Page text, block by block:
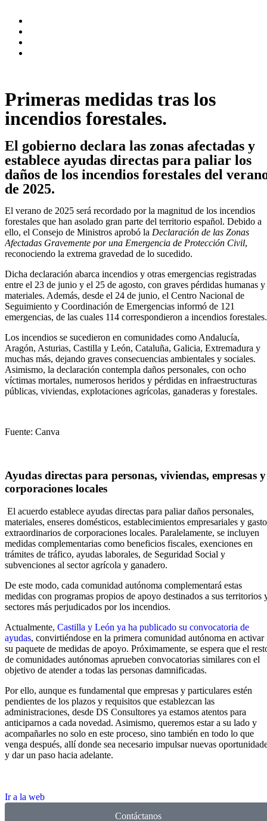
Primeras medidas tras los
incendios forestales.
El gobierno declara las zonas afectadas y
establece ayudas directas para paliar los
daños de los incendios forestales del
de 2025.
El verano de 2025 será recordado por la magnitud de los incendios
forestales que han asolado gran parte del territorio español. Debido a
ello, el Consejo de Ministros aprobó la Declaración de las Zonas
Afectadas Gravemente por una Emergencia de Protección Civil,
reconociendo la extrema gravedad de lo sucedido.
Dicha declaración abarca incendios y otras emergencias registradas
entre el 23 de junio y el 25 de agosto, con graves pérdidas humanas y
materiales. Además, desde el 24 de junio, el Centro Nacional de
Seguimiento y Coordinación de Emergencias informó de 121
emergencias, de las cuales 114 correspondieron a incendios forestales.
Los incendios se sucedieron en comunidades como Andalucía,
Aragón, Asturias, Castilla y León, Cataluña, Galicia, Extremadura y
muchas más, dejando graves consecuencias ambientales y sociales.
Asimismo, la declaración contempla daños personales, con ocho
víctimas mortales, numerosos heridos y pérdidas en infraestructuras
públicas, viviendas, explotaciones agrícolas, ganaderas y forestales.
Fuente: Canva
Ayudas directas para personas, viviendas, empresas y
corporaciones locales
El acuerdo establece ayudas directas para paliar daños personales,
materiales, enseres domésticos, establecimientos empresariales y
extraordinarios de corporaciones locales. Paralelamente, se incluyen
medidas complementarias como beneficios fiscales, exenciones en
trámites de tráfico, ayudas laborales, de Seguridad Social y
subvenciones al sector agrícola y ganadero.
De este modo, cada comunidad autónoma complementará estas
medidas con programas propios de apoyo destinados a sus territorios
sectores más perjudicados por los incendios.
Actualmente, Castilla y León ya ha publicado su convocatoria de
ayudas, convirtiéndose en la primera comunidad autónoma en activar
su paquete de medidas de apoyo. Próximamente, se espera que el
de comunidades autónomas aprueben convocatorias similares con el
objetivo de atender a todas las personas damnificadas.
Por ello, aunque es fundamental que empresas y particulares estén
pendientes de los plazos y requisitos que establezcan las
administraciones, desde DS Consultores ya estamos atentos para
anticiparnos a cada novedad. Asimismo, queremos estar a su lado y
acompañarles no solo en este proceso, sino también en todo lo que
venga después, allí donde sea necesario impulsar nuevas
y dar un paso hacia adelante.
Ir a la web
Contáctanos